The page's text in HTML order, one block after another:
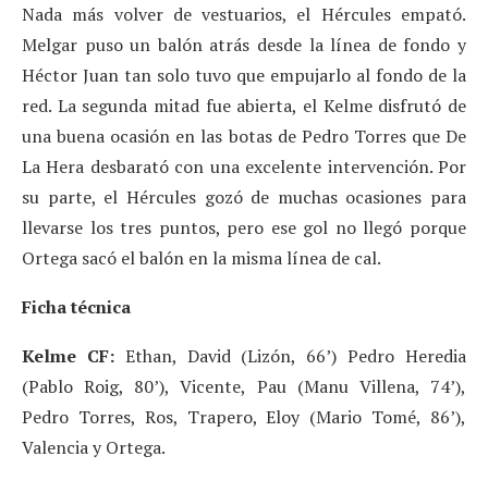
Nada más volver de vestuarios, el Hércules empató.
Melgar puso un balón atrás desde la línea de fondo y
Héctor Juan tan solo tuvo que empujarlo al fondo de la
red. La segunda mitad fue abierta, el Kelme disfrutó de
una buena ocasión en las botas de Pedro Torres que De
La Hera desbarató con una excelente intervención. Por
su parte, el Hércules gozó de muchas ocasiones para
llevarse los tres puntos, pero ese gol no llegó porque
Ortega sacó el balón en la misma línea de cal.
Ficha técnica
Kelme CF:Ethan, David (Lizón, 66’) Pedro Heredia
(Pablo Roig, 80’), Vicente, Pau (Manu Villena, 74’),
Pedro Torres, Ros, Trapero, Eloy (Mario Tomé, 86’),
Valencia y Ortega.